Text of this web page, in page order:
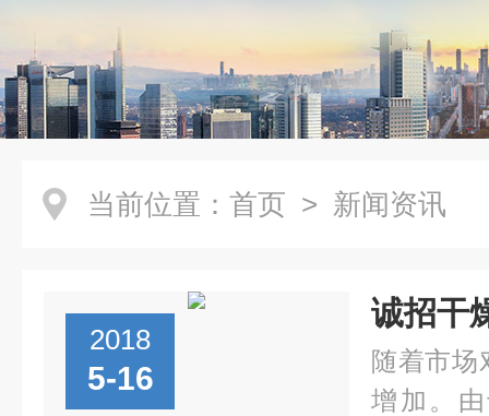
当前位置： 首页 > 新闻资讯
2018
5-16
诚招干
随着市场
增加。